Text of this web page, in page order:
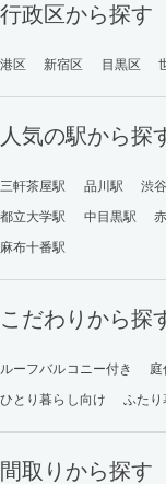
行政区から探す
港区 新宿区 目黒区
人気の駅から探
三軒茶屋駅 品川駅 渋
都立大学駅
中目黒駅
麻布十番駅
こだわりから探
ルーフバルコニー付き 庭
ひとり暮らし向け
ふたり
間取りから探す